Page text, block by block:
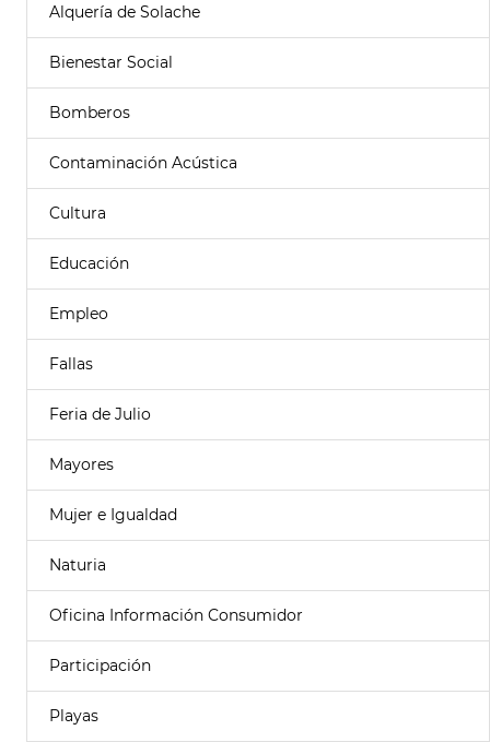
Alquería de Solache
Bienestar Social
Bomberos
Contaminación Acústica
Cultura
Educación
Empleo
Fallas
Feria de Julio
Mayores
Mujer e Igualdad
Naturia
Oficina Información Consumidor
Participación
Playas